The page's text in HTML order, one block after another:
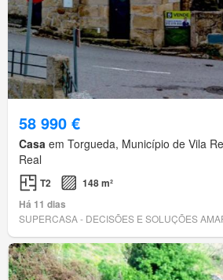
58 990 €
Casa em Torgueda, Município de Vila
Real
T2
148 m²
Há 11 dias
SUPERCASA - DECISÕES E SOLUÇÕES